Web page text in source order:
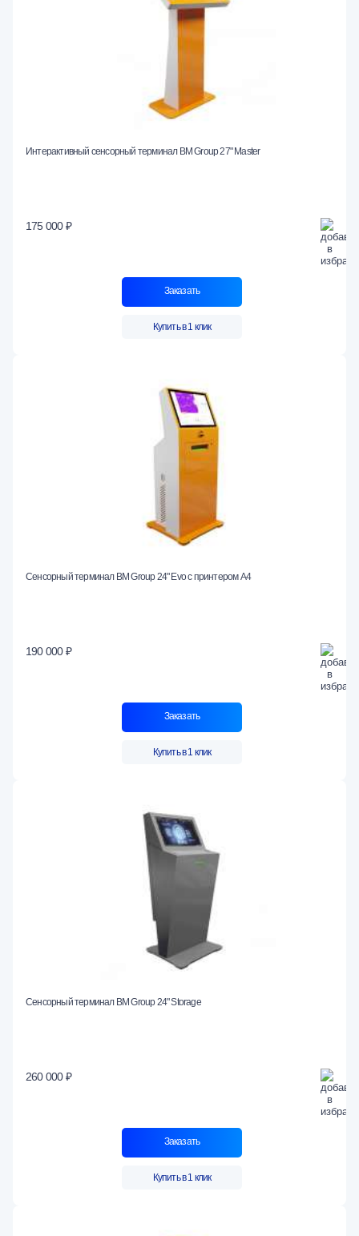
Интерактивный сенсорный терминал BM Group 27" Master
175 000 ₽
Заказать
Купить в 1 клик
Сенсорный терминал BM Group 24" Evo c принтером А4
190 000 ₽
Заказать
Купить в 1 клик
Сенсорный терминал BM Group 24" Storage
260 000 ₽
Заказать
Купить в 1 клик